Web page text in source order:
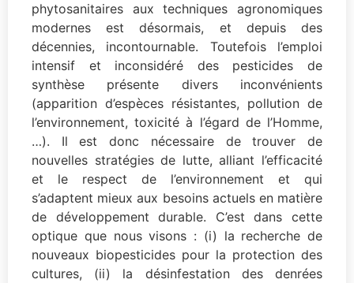
phytosanitaires aux techniques agronomiques
modernes est désormais, et depuis des
décennies, incontournable. Toutefois l’emploi
intensif et inconsidéré des pesticides de
synthèse présente divers inconvénients
(apparition d’espèces résistantes, pollution de
l’environnement, toxicité à l’égard de l’Homme,
…). Il est donc nécessaire de trouver de
nouvelles stratégies de lutte, alliant l’efficacité
et le respect de l’environnement et qui
s’adaptent mieux aux besoins actuels en matière
de développement durable. C’est dans cette
optique que nous visons : (i) la recherche de
nouveaux biopesticides pour la protection des
cultures, (ii) la désinfestation des denrées